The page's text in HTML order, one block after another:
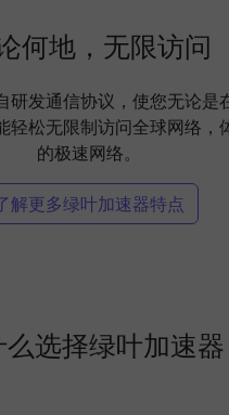
何地，无限访问
研发通信协议，使您无论是
轻松无限制访问全球网络，
的极速网络。
解更多绿叶加速器特点
么选择绿叶加速器